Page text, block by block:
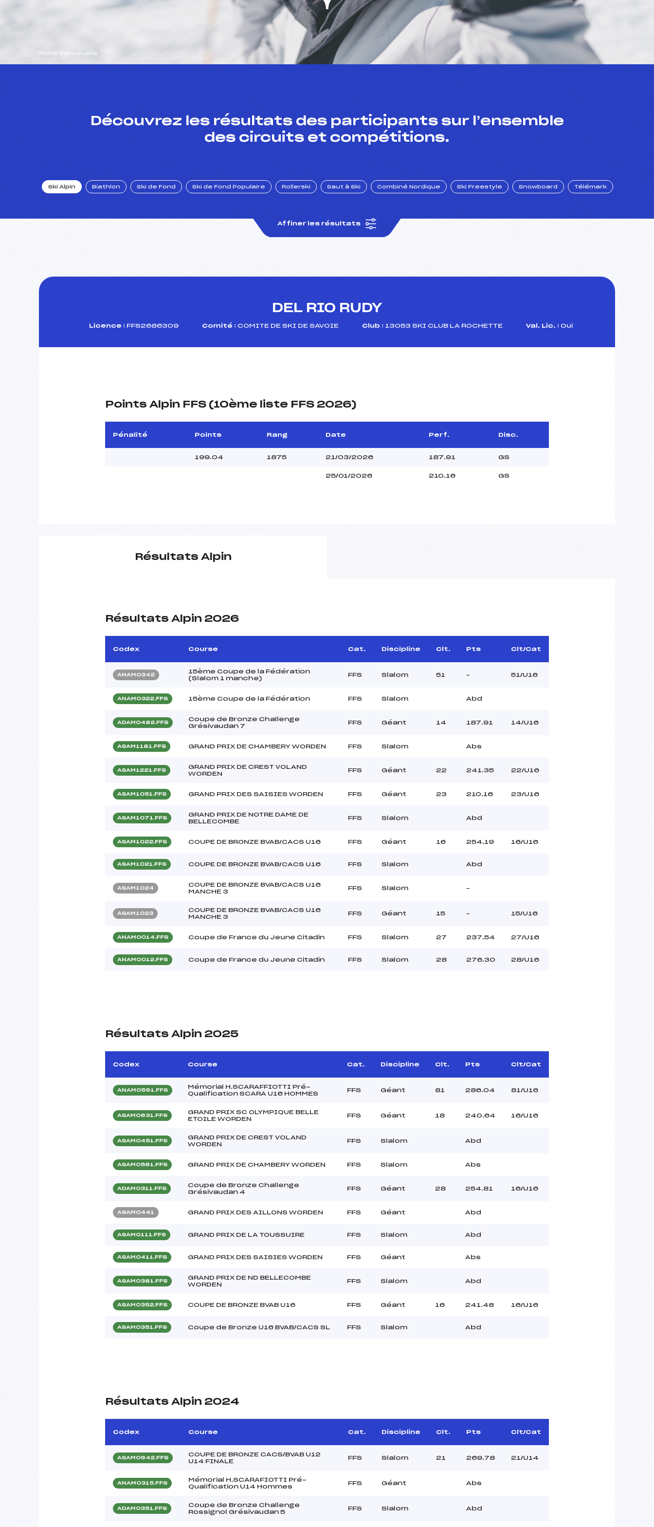
Fiche individuelle
Découvrez les résultats des participants sur l’ensemble
des circuits et compétitions.
Ski Alpin Biathlon Ski de Fond Ski de Fond Populaire Rollerski Saut à Ski Combiné Nordique Ski Freestyle Snowboard Télémark
Affiner les résultats
DEL RIO RUDY
Licence : FFS2686309 Comité : COMITE DE SKI DE SAVOIE Club : 13053 SKI CLUB LA ROCHETTE Val. Lic. : Oui
Points Alpin FFS (10ème liste FFS 2026)
Pénalité Points Rang Date Perf. Disc.
199.04 1875 21/03/2026 187.91 GS
25/01/2026 210.16 GS
Résultats Alpin
Résultats Alpin 2026
Codex Course Cat. Discipline Clt. Pts Clt/Cat
ANAM0342
15ème Coupe de la Fédération
(Slalom 1 manche)
FFS Slalom 51 – 51/U16
ANAM0322.FFS 15ème Coupe de la Fédération FFS Slalom Abd
ADAM0482.FFS
Coupe de Bronze Challenge
Grésivaudan 7
FFS Géant 14 187.91 14/U16
ASAM1181.FFS GRAND PRIX DE CHAMBERY WORDEN FFS Slalom Abs
ASAM1221.FFS
GRAND PRIX DE CREST VOLAND
WORDEN
FFS Géant 22 241.35 22/U16
ASAM1051.FFS GRAND PRIX DES SAISIES WORDEN FFS Géant 23 210.16 23/U16
ASAM1071.FFS
GRAND PRIX DE NOTRE DAME DE
BELLECOMBE
FFS Slalom Abd
ASAM1022.FFS COUPE DE BRONZE BVAB/CACS U16 FFS Géant 16 254.19 16/U16
ASAM1021.FFS COUPE DE BRONZE BVAB/CACS U16 FFS Slalom Abd
ASAM1024
COUPE DE BRONZE BVAB/CACS U16
MANCHE 3
FFS Slalom –
ASAM1023
COUPE DE BRONZE BVAB/CACS U16
MANCHE 3
FFS Géant 15 – 15/U16
ANAM0014.FFS Coupe de France du Jeune Citadin FFS Slalom 27 237.54 27/U16
ANAM0012.FFS Coupe de France du Jeune Citadin FFS Slalom 28 276.30 28/U16
Résultats Alpin 2025
Codex Course Cat. Discipline Clt. Pts Clt/Cat
ANAM0591.FFS
Mémorial H.SCARAFFIOTTI Pré-
Qualification SCARA U16 HOMMES
FFS Géant 81 286.04 81/U16
ASAM0631.FFS
GRAND PRIX SC OLYMPIQUE BELLE
ETOILE WORDEN
FFS Géant 18 240.64 16/U16
ASAM0451.FFS
GRAND PRIX DE CREST VOLAND
WORDEN
FFS Slalom Abd
ASAM0561.FFS GRAND PRIX DE CHAMBERY WORDEN FFS Slalom Abs
ADAM0311.FFS
Coupe de Bronze Challenge
Grésivaudan 4
FFS Géant 28 254.81 16/U16
ASAM0441 GRAND PRIX DES AILLONS WORDEN FFS Géant Abd
ASAM0111.FFS GRAND PRIX DE LA TOUSSUIRE FFS Slalom Abd
ASAM0411.FFS GRAND PRIX DES SAISIES WORDEN FFS Géant Abs
ASAM0381.FFS
GRAND PRIX DE ND BELLECOMBE
WORDEN
FFS Slalom Abd
ASAM0352.FFS COUPE DE BRONZE BVAB U16 FFS Géant 16 241.48 16/U16
ASAM0351.FFS Coupe de Bronze U16 BVAB/CACS SL FFS Slalom Abd
Résultats Alpin 2024
Codex Course Cat. Discipline Clt. Pts Clt/Cat
ASAM0942.FFS
COUPE DE BRONZE CACS/BVAB U12
U14 FINALE
FFS Slalom 21 269.78 21/U14
ANAM0315.FFS
Mémorial H.SCARAFIOTTI Pré-
Qualification U14 Hommes
FFS Géant Abs
ADAM0351.FFS
Coupe de Bronze Challenge
Rossignol Grésivaudan 5
FFS Slalom Abd